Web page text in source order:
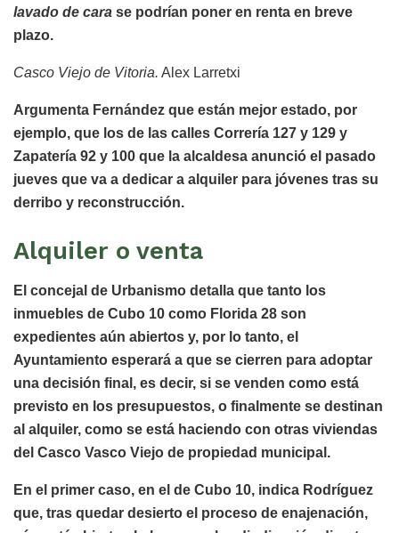
lavado de cara se podrían poner en renta en breve
plazo.
Casco Viejo de Vitoria. Alex Larretxi
Argumenta Fernández que están mejor estado, por
ejemplo, que los de las calles Correría 127 y 129 y
Zapatería 92 y 100 que la alcaldesa anunció el pasado
jueves que va a dedicar a alquiler para jóvenes tras su
derribo y reconstrucción.
Alquiler o venta
El concejal de Urbanismo detalla que tanto los
inmuebles de Cubo 10 como Florida 28 son
expedientes aún abiertos y, por lo tanto, el
Ayuntamiento esperará a que se cierren para adoptar
una decisión final, es decir, si se venden como está
previsto en los presupuestos, o finalmente se destinan
al alquiler, como se está haciendo con otras viviendas
del Casco Vasco Viejo de propiedad municipal.
En el primer caso, en el de Cubo 10, indica Rodríguez
que, tras quedar desierto el proceso de enajenación,